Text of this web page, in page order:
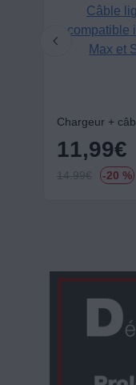
11,99€
14.99€ -20 %